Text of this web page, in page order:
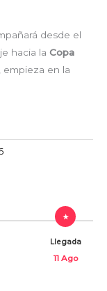
desde el
hacia la Copa
empieza en la
Llegada
11 Ago